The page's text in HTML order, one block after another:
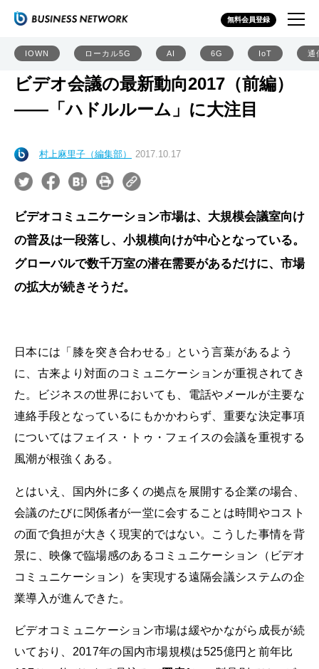
無料会員登録
IOWN ローカル5G AI 6G IoT 通
ビデオ会議の最新動向2017（前編）
――「ハドルルーム」に大注目
村上麻里子（編集部） 2017.10.17
ビデオコミュニケーション市場は、大規模会議室向け
の普及は一段落し、小規模向けが中心となっている。
グローバルで数千万室の潜在需要があるだけに、市場
の拡大が続きそうだ。
日本には「膝を突き合わせる」という言葉があるよう
に、古来より対面のコミュニケーションが重視されてき
た。ビジネスの世界においても、電話やメールが主要な
連絡手段となっているにもかかわらず、重要な決定事項
についてはフェイス・トゥ・フェイスの会議を重視する
風潮が根強くある。
とはいえ、国内外に多くの拠点を展開する企業の場合、
会議のたびに関係者が一堂に会することは時間やコスト
の面で負担が大きく現実的ではない。こうした事情を背
景に、映像で臨場感のあるコミュニケーション（ビデオ
コミュニケーション）を実現する遠隔会議システムの企
業導入が進んできた。
ビデオコミュニケーション市場は緩やかながら成長が続
いており、2017年の国内市場規模は525億円と前年比